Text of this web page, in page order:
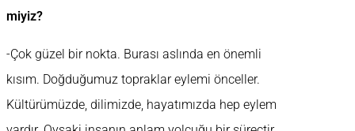
miyiz?
-Çok güzel bir nokta. Burası aslında en önemli
kısım. Doğduğumuz topraklar eylemi önceller.
Kültürümüzde, dilimizde, hayatımızda hep eylem